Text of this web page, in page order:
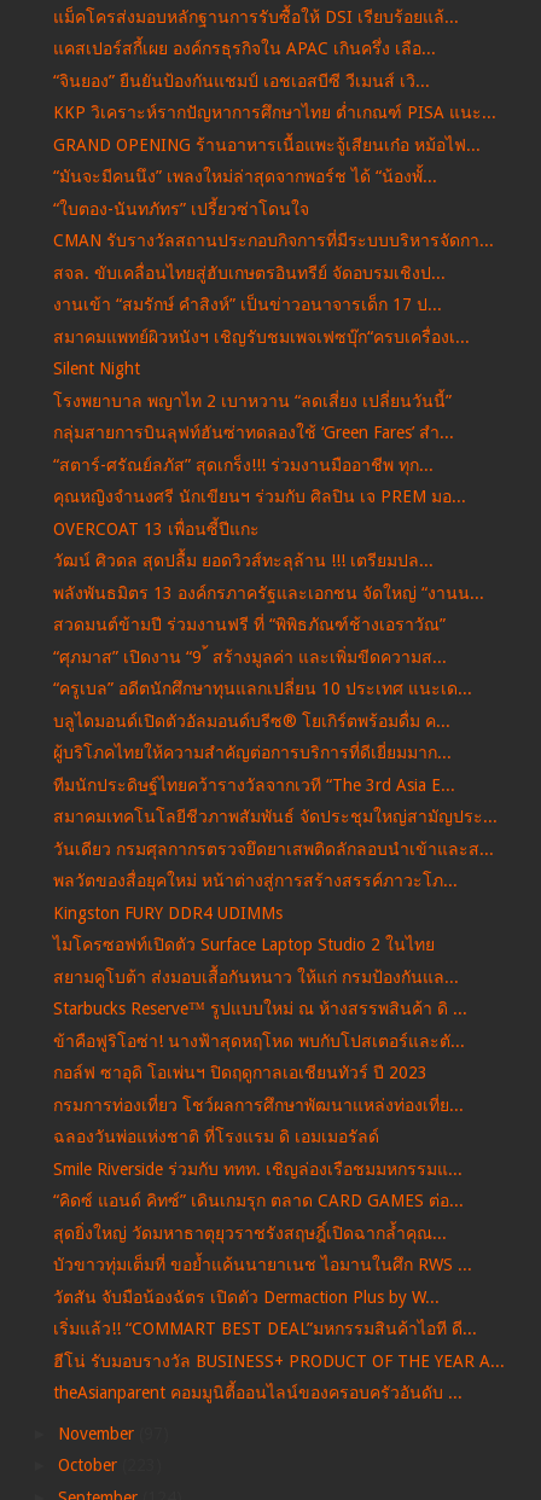
แม็คโครส่งมอบหลักฐานการรับซื้อให้ DSI เรียบร้อยแล้...
แคสเปอร์สกี้เผย องค์กรธุรกิจใน APAC เกินครึ่ง เลือ...
“จินยอง” ยืนยันป้องกันแชมป์ เอชเอสบีซี วีเมนส์ เวิ...
KKP วิเคราะห์รากปัญหาการศึกษาไทย ต่ำเกณฑ์ PISA แนะ...
GRAND OPENING ร้านอาหารเนื้อแพะจู้เสียนเก๋อ หม้อไฟ...
“มันจะมีคนนึง” เพลงใหม่ล่าสุดจากพอร์ช ได้ “น้องพั้...
“ใบตอง-นันทภัทร” เปรี้ยวซ่าโดนใจ
CMAN รับรางวัลสถานประกอบกิจการที่มีระบบบริหารจัดกา...
สจล. ขับเคลื่อนไทยสู่ฮับเกษตรอินทรีย์ จัดอบรมเชิงป...
งานเข้า “สมรักษ์ คําสิงห์” เป็นข่าวอนาจารเด็ก 17 ป...
สมาคมแพทย์ผิวหนังฯ เชิญรับชมเพจเฟซบุ๊ก“ครบเครื่องเ...
Silent Night
โรงพยาบาล พญาไท 2 เบาหวาน “ลดเสี่ยง เปลี่ยนวันนี้”
กลุ่มสายการบินลุฟท์ฮันซ่าทดลองใช้ ‘Green Fares’ สำ...
“สตาร์-ศรัณย์ลภัส” สุดเกร็ง!!! ร่วมงานมืออาชีพ ทุก...
คุณหญิงจำนงศรี นักเขียนฯ ร่วมกับ ศิลปิน เจ PREM มอ...
OVERCOAT 13 เพื่อนซี้ปีแกะ
วัฒน์ ศิวดล สุดปลื้ม ยอดวิวส์ทะลุล้าน !!! เตรียมปล...
พลังพันธมิตร 13 องค์กรภาครัฐและเอกชน จัดใหญ่ “งานน...
สวดมนต์ข้ามปี ร่วมงานฟรี ที่ “พิพิธภัณฑ์ช้างเอราวัณ”
“ศุภมาส” เปิดงาน “9 ้ สร้างมูลค่า และเพิ่มขีดความส...
“ครูเบล” อดีตนักศึกษาทุนแลกเปลี่ยน 10 ประเทศ แนะเด...
บลูไดมอนด์เปิดตัวอัลมอนด์บรีซ® โยเกิร์ตพร้อมดื่ม ค...
ผู้บริโภคไทยให้ความสำคัญต่อการบริการที่ดีเยี่ยมมาก...
ทีมนักประดิษฐ์ไทยคว้ารางวัลจากเวที “The 3rd Asia E...
สมาคมเทคโนโลยีชีวภาพสัมพันธ์ จัดประชุมใหญ่สามัญประ...
วันเดียว กรมศุลกากรตรวจยึดยาเสพติดลักลอบนำเข้าและส...
พลวัตของสื่อยุคใหม่ หน้าต่างสู่การสร้างสรรค์ภาวะโภ...
Kingston FURY DDR4 UDIMMs
ไมโครซอฟท์เปิดตัว Surface Laptop Studio 2 ในไทย
สยามคูโบต้า ส่งมอบเสื้อกันหนาว ให้แก่ กรมป้องกันแล...
Starbucks Reserve™ รูปแบบใหม่ ณ ห้างสรรพสินค้า ดิ ...
ข้าคือฟูริโอซ่า! นางฟ้าสุดหฤโหด พบกับโปสเตอร์และตั...
กอล์ฟ ซาอุดิ โอเพ่นฯ ปิดฤดูกาลเอเชียนทัวร์ ปี 2023
กรมการท่องเที่ยว โชว์ผลการศึกษาพัฒนาแหล่งท่องเที่ย...
ฉลองวันพ่อแห่งชาติ ที่โรงแรม ดิ เอมเมอรัลด์
Smile Riverside ร่วมกับ ททท. เชิญล่องเรือชมมหกรรมแ...
“คิดซ์ แอนด์ คิทซ์” เดินเกมรุก ตลาด CARD GAMES ต่อ...
สุดยิ่งใหญ่ วัดมหาธาตุยุวราชรังสฤษฎิ์เปิดฉากล้ำคุณ...
บัวขาวทุ่มเต็มที่ ขอย้ำแค้นนายาเนช ไอมานในศึก RWS ...
วัตสัน จับมือน้องฉัตร เปิดตัว Dermaction Plus by W...
เริ่มแล้ว!! “COMMART BEST DEAL”มหกรรมสินค้าไอที ดี...
ฮีโน่ รับมอบรางวัล BUSINESS+ PRODUCT OF THE YEAR A...
theAsianparent คอมมูนิตี้ออนไลน์ของครอบครัวอันดับ ...
November
October